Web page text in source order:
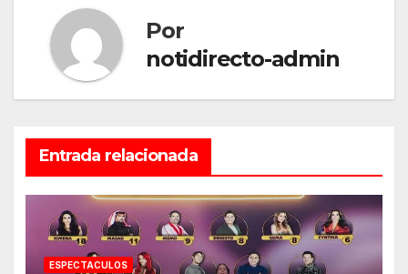
Por
notidirecto-admin
Entrada relacionada
ESPECTACULOS